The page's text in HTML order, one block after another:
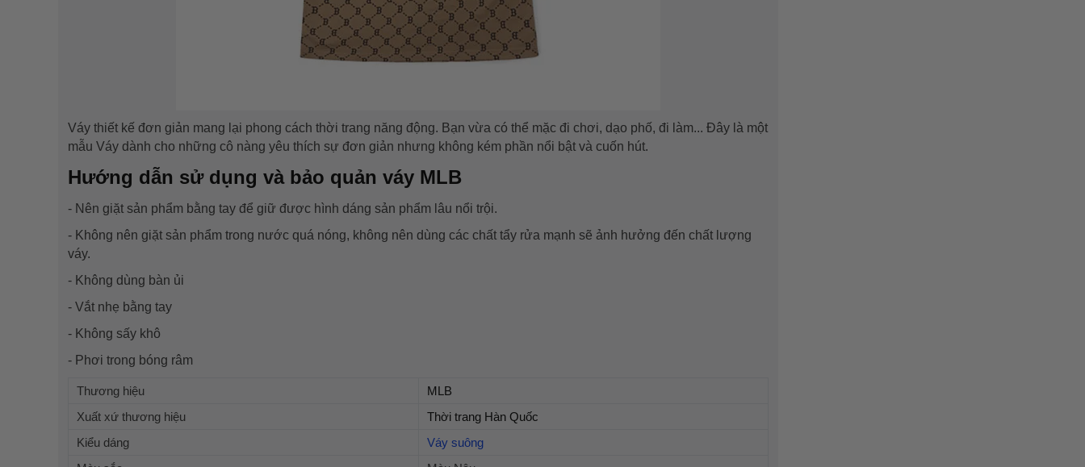
Váy thiết kế đơn giản mang lại phong cách thời trang năng động. Bạn vừa có thể mặc đi chơi, dạo phố, đi làm... Đây là một
mẫu Váy dành cho những cô nàng yêu thích sự đơn giản nhưng không kém phần nổi bật và cuốn hút.
Hướng dẫn sử dụng và bảo quản váy MLB
- Nên giặt sản phẩm bằng tay để giữ được hình dáng sản phẩm lâu nổi trội.
- Không nên giặt sản phẩm trong nước quá nóng, không nên dùng các chất tẩy rửa mạnh sẽ ảnh hưởng đến chất lượng
váy.
- Không dùng bàn ủi
- Vắt nhẹ bằng tay
- Không sấy khô
- Phơi trong bóng râm
Thương hiệu
MLB
Xuất xứ thương hiệu
Thời trang Hàn Quốc
Kiểu dáng
Váy suông